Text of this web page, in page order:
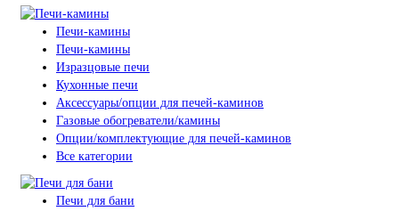
Печи-камины
Печи-камины
Изразцовые печи
Кухонные печи
Аксессуары/опции для печей-каминов
Газовые обогреватели/камины
Опции/комплектующие для печей-каминов
Все категории
Печи для бани